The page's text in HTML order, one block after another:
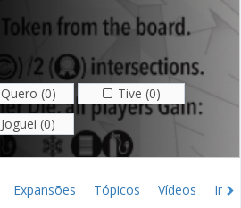
Quero (0)
Tive (0)
Joguei (0)
Expansões Tópicos Vídeos